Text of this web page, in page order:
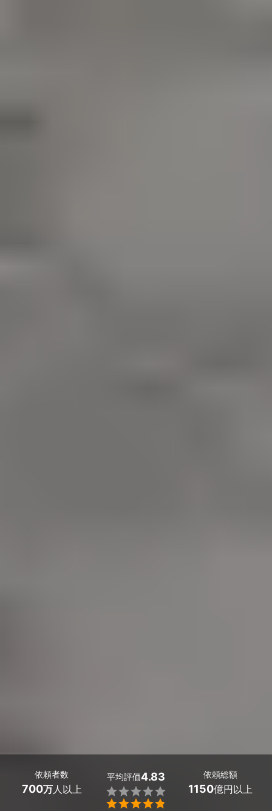
依頼者数
700万人以上
平均評価4.83


依頼総額
1150億円以上